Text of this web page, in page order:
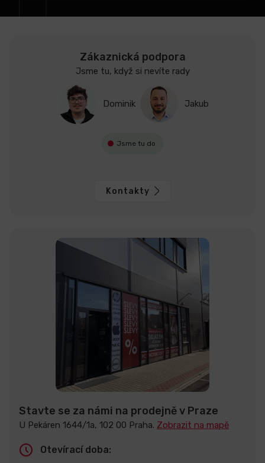
r
y
v
i
Zákaznická podpora
Jsme tu, když si nevíte rady
Dominik Jakub
Jsme tu do
Kontakty
Stavte se za námi na prodejně v Praze
U Pekáren 1644/1a, 102 00 Praha. Zobrazit na mapě
Otevírací doba: